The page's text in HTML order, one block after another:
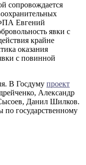
сопровождается
Евгений
явки с
крайне
оказания
с повинной
В Госдуму проект
Александр
Данил Шилков.
по государственному